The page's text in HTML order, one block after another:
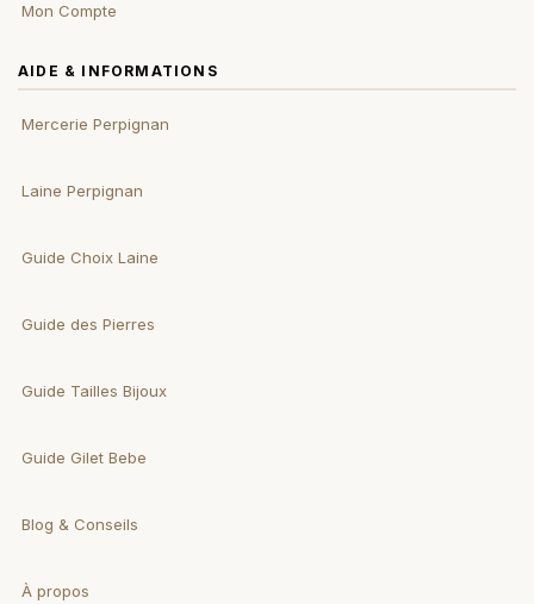
Mon Compte
AIDE & INFORMATIONS
Mercerie Perpignan
Laine Perpignan
Guide Choix Laine
Guide des Pierres
Guide Tailles Bijoux
Guide Gilet Bebe
Blog & Conseils
À propos